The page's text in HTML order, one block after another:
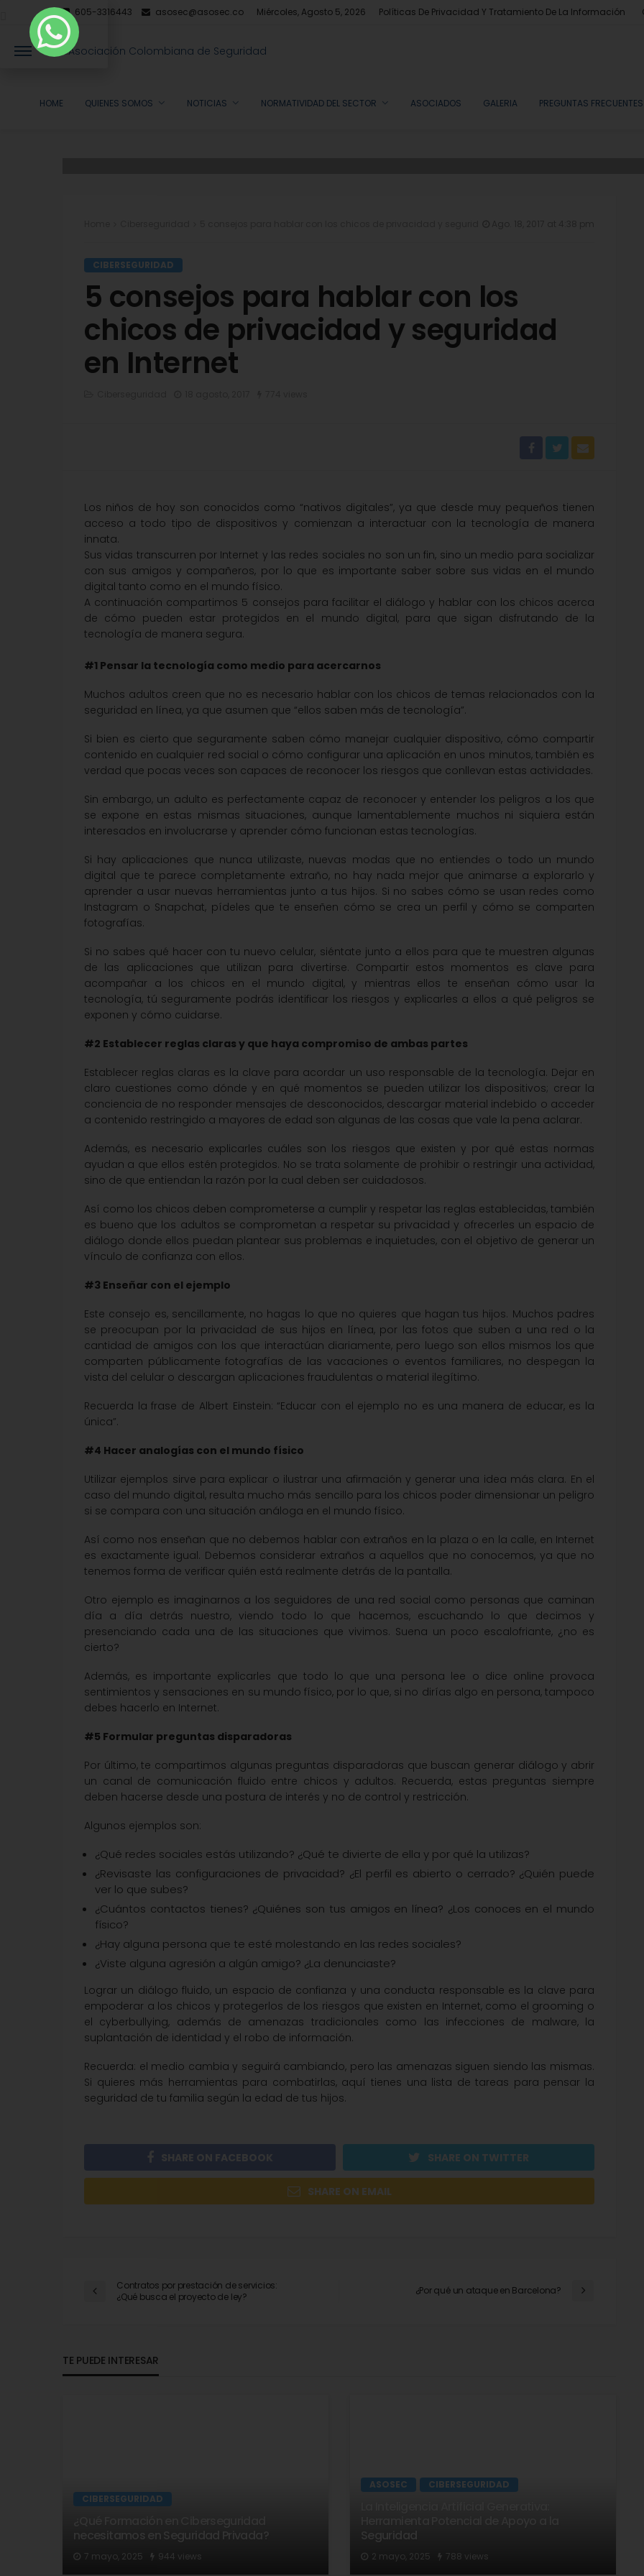
605-3316443 asosec@asosec.co Miércoles, Agosto 5, 2026 Políticas De Privacidad Y Tratamiento De La Información
HOME QUIENES SOMOS NOTICIAS NORMATIVIDAD DEL SECTOR ASOCIADOS GALERIA PREGUNTAS FRECUENTES
CIBERSEGURIDAD
5 consejos para hablar con los
chicos de privacidad y seguridad
en Internet
Los niños de hoy son conocidos como “nativos digitales”, ya que desde muy pequeños tienen
acceso a todo tipo de dispositivos y comienzan a interactuar con la tecnología de manera
innata.
Sus vidas transcurren por Internet y las redes sociales no son un fin, sino un medio para socializar
con sus amigos y compañeros, por lo que es importante saber sobre sus vidas en el mundo
digital tanto como en el mundo físico.
A continuación compartimos 5 consejos para facilitar el diálogo y hablar con los chicos acerca
de cómo pueden estar protegidos en el mundo digital, para que sigan disfrutando de la
tecnología de manera segura.
#1 Pensar la tecnología como medio para acercarnos
Muchos adultos creen que no es necesario hablar con los chicos de temas relacionados con la
seguridad en línea, ya que asumen que “ellos saben más de tecnología”.
Si bien es cierto que seguramente saben cómo manejar cualquier dispositivo, cómo compartir
contenido en cualquier red social o cómo configurar una aplicación en unos minutos, también es
verdad que pocas veces son capaces de reconocer los riesgos que conllevan estas actividades.
Sin embargo, un adulto es perfectamente capaz de reconocer y entender los peligros a los que
se expone en estas mismas situaciones, aunque lamentablemente muchos ni siquiera están
interesados en involucrarse y aprender cómo funcionan estas tecnologías.
Si hay aplicaciones que nunca utilizaste, nuevas modas que no entiendes o todo un mundo
digital que te parece completamente extraño, no hay nada mejor que animarse a explorarlo y
aprender a usar nuevas herramientas junto a tus hijos. Si no sabes cómo se usan redes como
Instagram o Snapchat, pídeles que te enseñen cómo se crea un perfil y cómo se comparten
fotografías.
Si no sabes qué hacer con tu nuevo celular, siéntate junto a ellos para que te muestren algunas
de las aplicaciones que utilizan para divertirse. Compartir estos momentos es clave para
acompañar a los chicos en el mundo digital, y mientras ellos te enseñan cómo usar la
tecnología, tú seguramente podrás identificar los riesgos y explicarles a ellos a qué peligros se
exponen y cómo cuidarse.
#2 Establecer reglas claras y que haya compromiso de ambas partes
Establecer reglas claras es la clave para acordar un uso responsable de la tecnología. Dejar en
claro cuestiones como dónde y en qué momentos se pueden utilizar los dispositivos; crear la
conciencia de no responder mensajes de desconocidos, descargar material indebido o acceder
a contenido restringido a mayores de edad son algunas de las cosas que vale la pena aclarar.
Además, es necesario explicarles cuáles son los riesgos que existen y por qué estas normas
ayudan a que ellos estén protegidos. No se trata solamente de prohibir o restringir una actividad,
sino de que entiendan la razón por la cual deben ser cuidadosos.
Así como los chicos deben comprometerse a cumplir y respetar las reglas establecidas, también
es bueno que los adultos se comprometan a respetar su privacidad y ofrecerles un espacio de
diálogo donde ellos puedan plantear sus problemas e inquietudes, con el objetivo de generar un
vínculo de confianza con ellos.
#3 Enseñar con el ejemplo
Este consejo es, sencillamente, no hagas lo que no quieres que hagan tus hijos. Muchos padres
se preocupan por la privacidad de sus hijos en línea, por las fotos que suben a una red o la
cantidad de amigos con los que interactúan diariamente, pero luego son ellos mismos los que
comparten públicamente fotografías de las vacaciones o eventos familiares, no despegan la
vista del celular o descargan aplicaciones fraudulentas o material ilegítimo.
Recuerda la frase de Albert Einstein: “Educar con el ejemplo no es una manera de educar, es la
única”.
#4 Hacer analogías con el mundo físico
Utilizar ejemplos sirve para explicar o ilustrar una afirmación y generar una idea más clara. En el
caso del mundo digital, resulta mucho más sencillo para los chicos poder dimensionar un peligro
si se compara con una situación análoga en el mundo físico.
Así como nos enseñan que no debemos hablar con extraños en la plaza o en la calle, en Internet
es exactamente igual. Debemos considerar extraños a aquellos que no conocemos, ya que no
tenemos forma de verificar quién está realmente detrás de la pantalla.
Otro ejemplo es imaginarnos a los seguidores de una red social como personas que caminan
día a día detrás nuestro, viendo todo lo que hacemos, escuchando lo que decimos y
presenciando cada una de las situaciones que vivimos. Suena un poco escalofriante, ¿no es
cierto?
Además, es importante explicarles que todo lo que una persona lee o dice online provoca
sentimientos y sensaciones en su mundo físico, por lo que, si no dirías algo en persona, tampoco
debes hacerlo en Internet.
#5 Formular preguntas disparadoras
Por último, te compartimos algunas preguntas disparadoras que buscan generar diálogo y abrir
un canal de comunicación fluido entre chicos y adultos. Recuerda, estas preguntas siempre
deben hacerse desde una postura de interés y no de control y restricción.
Algunos ejemplos son:
¿Qué redes sociales estás utilizando? ¿Qué te divierte de ella y por qué la utilizas?
¿Revisaste las configuraciones de privacidad? ¿El perfil es abierto o cerrado? ¿Quién puede
ver lo que subes?
¿Cuántos contactos tienes? ¿Quiénes son tus amigos en línea? ¿Los conoces en el mundo
físico?
¿Hay alguna persona que te esté molestando en las redes sociales?
¿Viste alguna agresión a algún amigo? ¿La denunciaste?
Lograr un diálogo fluido, un espacio de confianza y una conducta responsable es la clave para
empoderar a los chicos y protegerlos de los riesgos que existen en Internet, como el grooming o
el cyberbullying, además de amenazas tradicionales como las infecciones de malware, la
suplantación de identidad y el robo de información.
Recuerda: el medio cambia y seguirá cambiando, pero las amenazas siguen siendo las mismas.
Si quieres más herramientas para combatirlas, aquí tienes una lista de tareas para pensar la
seguridad de tu familia según la edad de tus hijos.
SHARE ON FACEBOOK SHARE ON TWITTER
SHARE ON EMAIL
Contratos por prestación de servicios:
¿Qué busca el proyecto de ley?
¿Por qué un ataque en Barcelona?
TE PUEDE INTERESAR
CIBERSEGURIDAD
necesitamos en Seguridad Privada?
7 mayo, 2025 944 views
ASOSEC CIBERSEGURIDAD
Seguridad
2 mayo, 2025 788 views